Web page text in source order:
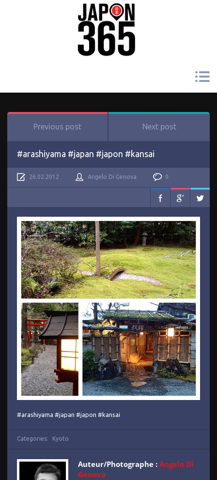
Previous post Next post
#arashiyama #japan #japon #kansai
26.02.2012 Angelo Di Genova 0
#arashiyama #japan #japon #kansai
Categories: Kyoto
Auteur/Photographe : Angelo Di
Genova